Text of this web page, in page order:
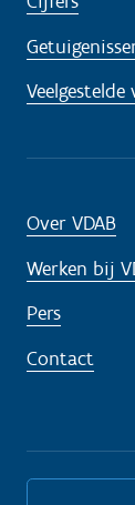
Veelgestelde
Over VDAB
Werken bij
Pers
Contact